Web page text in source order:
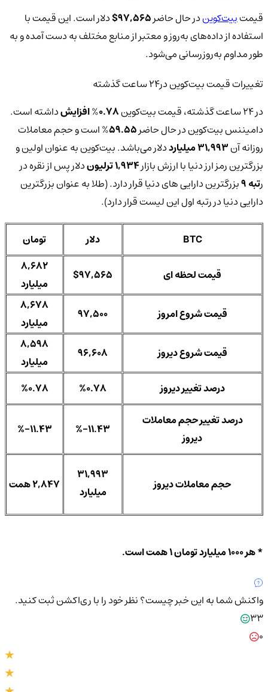
قیمتبیت‌کویندر حال حاضر97,565
$دلار است. این قیمت با
استفاده از داده‌های به‌روز و معتبر از منابع مختلف به دست آمده و به
طور مداوم به‌روزرسانی می‌شود.
تغییرات قیمت بیت‌کوین‌ در24 ساعت گذشته
در 24 ساعت گذشته، قیمت بیت‌کوین
0.78
%افزایشداشته است.
دامیننس بیت‌کوین در حال حاضر59.55% است و حجم معاملات
روزانه آن31,993 میلیارد
دلار می‌باشد. بیت‌کوین به عنوان اولین و
بزرگترین رمز ارز دنیا با ارزش بازار1,934 ترلیون
دلار پس از نقره در
تبه 9 بزرگترین دارایی های دنیا قرار دارد. (طلا به عنوان بزرگترین
دارایی دنیا در رتبه اول این لیست قرار دارد).
BTC دلار تومان
قیمت لحظه ای $97,565
8,682
میلیارد
قیمت شروع امروز
97,500
8,678
میلیارد
قیمت شروع دیروز
96,608
8,598
میلیارد
درصد تغییر دیروز
%0.78
%0.78
درصد تغییر حجم معاملات
دیروز
%-11.43
%-11.43
حجم معاملات دیروز
31,993
میلیارد
2,847 همت
* هر 1000 میلیارد تومان 1 همت است.
واکنش شما به این خبر چیست؟نظر خود را با ری‌اکشن ثبت کنید.
33